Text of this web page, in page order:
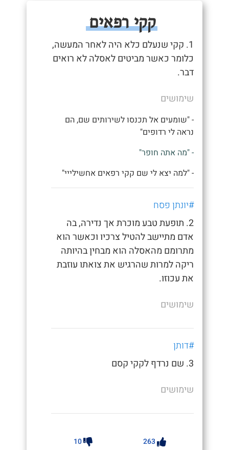
קקי רפאים
1. קקי שנעלם כלא היה לאחר המעשה,
כלומר כאשר מביטים לאסלה לא רואים
דבר.
שימושים
- "שומעים אל תכנסו לשירותים שם, הם
נראה לי רדופים"
- "מה אתה חופר"
- "למה יצא לי שם קקי רפאים אחשילייי"
#יונתן פסח
2. תופעת טבע מוכרת אך נדירה, בה
אדם מתיישב להטיל צרכיו וכאשר הוא
מתרומם מהאסלה הוא מבחין בהיותה
ריקה למרות שהרגיש את צואתו עוזבת
את עכוזו.
שימושים
#דותן
3. שם נרדף לקקי קסם
שימושים
263
10